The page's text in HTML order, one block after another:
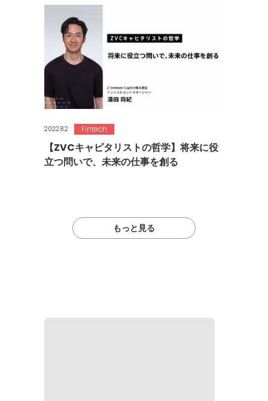
2022.8.2 Fintech
【ZVCキャピタリストの哲学】将来に役
立つ問いで、未来の仕事を創る
もっと見る